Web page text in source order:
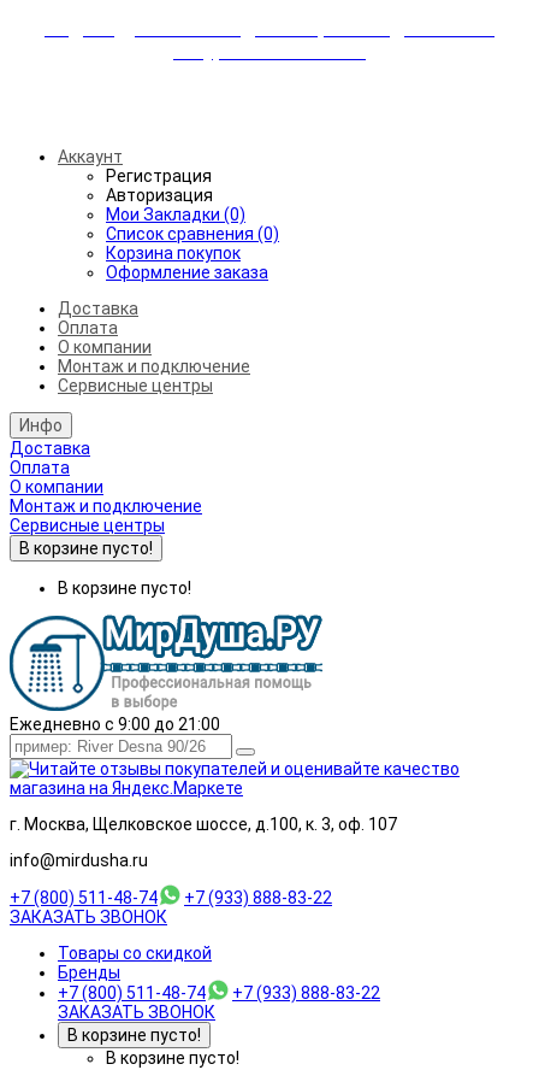
Аккаунт
Регистрация
Авторизация
Мои Закладки (0)
Список сравнения (0)
Корзина покупок
Оформление заказа
Доставка
Оплата
О компании
Монтаж и подключение
Сервисные центры
Инфо
Доставка
Оплата
О компании
Монтаж и подключение
Сервисные центры
В корзине пусто!
В корзине пусто!
Ежедневно с 9:00 до 21:00
г. Москва, Щелковское шоссе, д.100, к. 3, оф. 107
info@mirdusha.ru
+7 (800) 511-48-74
+7 (933) 888-83-22
ЗАКАЗАТЬ ЗВОНОК
Товары со скидкой
Бренды
+7 (800) 511-48-74
+7 (933) 888-83-22
ЗАКАЗАТЬ ЗВОНОК
В корзине пусто!
В корзине пусто!